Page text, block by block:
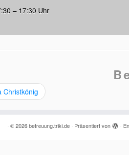
– 17:30 Uhr
Christkönig
· © 2026 betreuung.triki.de· Präsentiert von ·